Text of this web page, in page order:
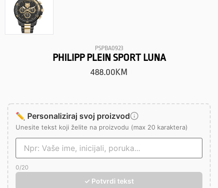
PSPBA0923
PHILIPP PLEIN SPORT LUNA
488.00KM
✏️ Personaliziraj svoj proizvod
Unesite tekst koji želite na proizvodu (max 20 karaktera)
0/20
✓ Potvrdi tekst